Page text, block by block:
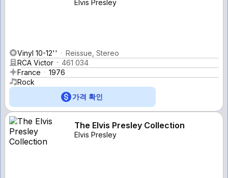
Elvis Presley
Vinyl 10-12''
Reissue, Stereo
RCA Victor
461 034
France
1976
Rock
가격 확인
The Elvis Presley Collection
Elvis Presley